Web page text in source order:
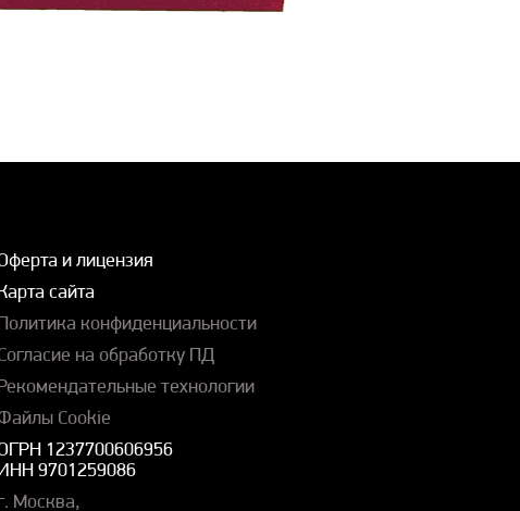
и лицензия
сайта
конфиденциальности
на обработку ПД
технологии
Cookie
1237700606956
9701259086
Москва,